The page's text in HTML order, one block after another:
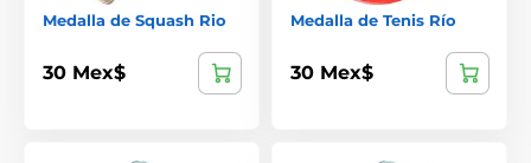
Medalla de Squash Rio
30 Mex$
Medalla de Tenis Río
30 Mex$